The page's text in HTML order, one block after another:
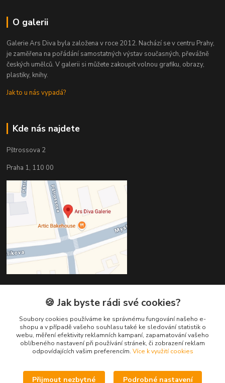
O galerii
Galerie Ars Diva byla založena v roce 2012. Nachází se v centru Prahy,
je zaměřena na pořádání samostatných výstav současných, převážně
českých umělců. V galerii si můžete zakoupit volnou grafiku, obrazy,
plastiky, knihy.
Jak to u nás vypadá?
Kde nás najdete
Pštrossova 2
Praha 1, 110 00
Kontakty
Věra Hédervári
+420 603 821 712
vera@arsdiva.cz
🍪 Jak byste rádi své cookies?
Soubory cookies používáme ke správnému fungování našeho e-
shopu a v případě vašeho souhlasu také ke sledování statistik o
webu, měření efektivity reklamních kampaní, zapamatování vašeho
oblíbeného nastavení při používání stránek, či zobrazení reklam
odpovídajících vašim preferencím. Více k využití cookies
Přijmout nezbytné Podrobné nastavení